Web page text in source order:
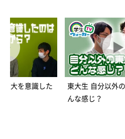
東大を意識した
東大生 自分以外
んな感じ？